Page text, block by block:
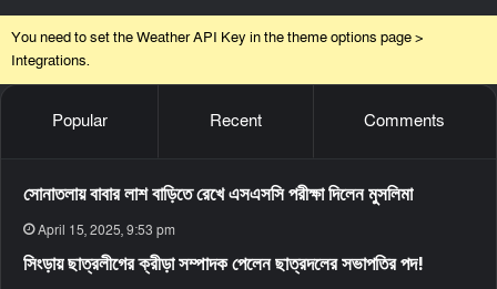
You need to set the Weather API Key in the theme options page >
Integrations.
Popular Recent Comments
সোনাতলায় বাবার লাশ বাড়িতে রেখে এসএসসি পরীক্ষা দিলেন মুসলিমা
April 15, 2025, 9:53 pm
সিংড়ায় ছাত্রলীগের ক্রীড়া সম্পাদক পেলেন ছাত্রদলের সভাপতির পদ!